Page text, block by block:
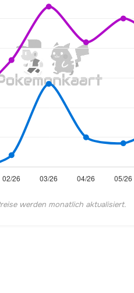
werden monatlich aktualisiert.